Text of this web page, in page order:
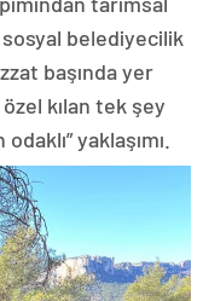
belediyecilik
başında yer
kılan tek şey
yaklaşımı.